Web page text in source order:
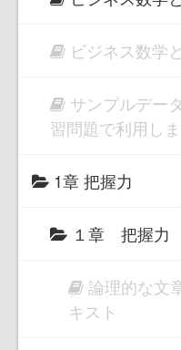
ビジネス数学
サンプルデー
習問題で利用しま
1章 把握力
１章 把握力
論理的な
キスト